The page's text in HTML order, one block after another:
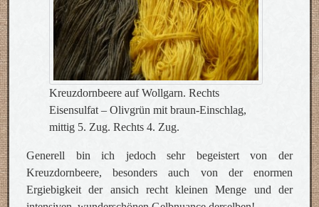
Kreuzdornbeere auf Wollgarn. Rechts
Eisensulfat – Olivgrün mit braun-Einschlag,
mittig 5. Zug. Rechts 4. Zug.
Generell bin ich jedoch sehr begeistert von der
Kreuzdornbeere, besonders auch von der enormen
Ergiebigkeit der ansich recht kleinen Menge und der